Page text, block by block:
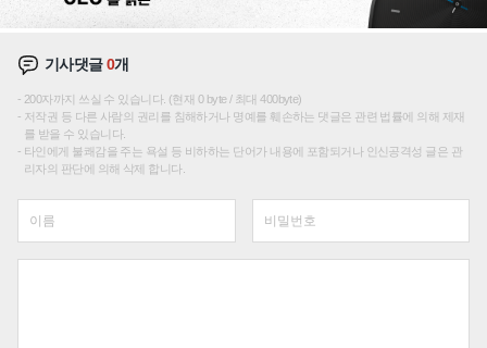
기사댓글0개
200자까지 쓰실 수 있습니다. (현재 0 byte / 최대 400byte)
저작권 등 다른 사람의 권리를 침해하거나 명예를 훼손하는 댓글은 관련 법률에 의해 제재
를 받을 수 있습니다.
타인에게 불쾌감을 주는 욕설 등 비하하는 단어가 내용에 포함되거나 인신공격성 글은 관
리자의 판단에 의해 삭제 합니다.